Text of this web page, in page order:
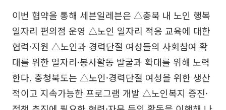
이번 협약을 통해 세븐일레븐은 △충북 내 노인 행복
일자리 편의점 운영 △노인 일자리 적응 교육에 대한
협력·지원 △노인과 경력단절 여성들의 사회참여 확
대를 위한 일자리·봉사활동 발굴과 확대를 위해 노력
한다. 충청북도는 △노인·경력단절 여성을 위한 생산
적이고 지속가능한 프로그램 개발 △노인복지 증진·